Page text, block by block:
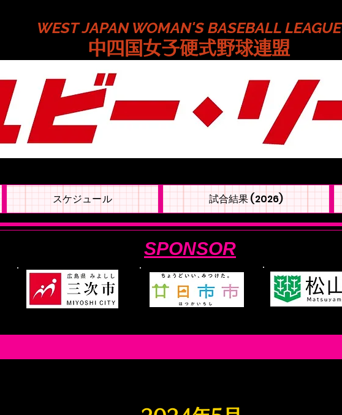
WEST JAPAN WOMAN'S BASEBALL LEAGUE
​中四国女子硬式野球連盟
スケジュール 試合結果 (2026)
SPONSOR